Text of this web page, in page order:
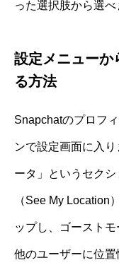
った選択肢から選べ
設定メニューか
る方法
Snapchatのプロフ
ンで設定画面に入
ータ」というセク
（See My Location
ップし、ゴースト
他のユーザーに位置